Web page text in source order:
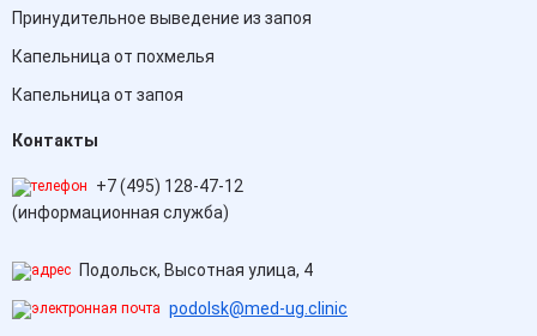
Принудительное выведение из запоя
Капельница от похмелья
Капельница от запоя
Контакты
+7 (495) 128-47-12
(информационная служба)
Подольск, Высотная улица, 4
podolsk@med-ug.clinic